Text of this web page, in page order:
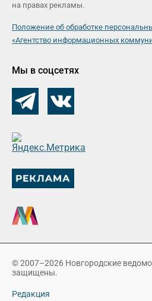
на правах рекламы.
Положение об обработке
«Агентство информационных
Мы в соцсетях
© 2007–2026 Новгородские
защищены.
Редакция